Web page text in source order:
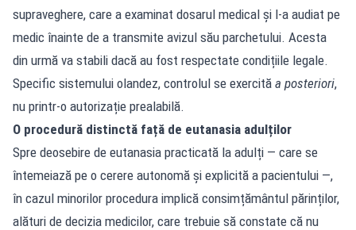
supraveghere, care a examinat dosarul medical și l-a audiat pe
medic înainte de a transmite avizul său parchetului. Acesta
din urmă va stabili dacă au fost respectate condițiile legale.
Specific sistemului olandez, controlul se exercită a posteriori,
nu printr-o autorizație prealabilă.
O procedură distinctă față de eutanasia adulților
Spre deosebire de eutanasia practicată la adulți — care se
întemeiază pe o cerere autonomă și explicită a pacientului —,
în cazul minorilor procedura implică consimțământul părinților,
alături de decizia medicilor, care trebuie să constate că nu